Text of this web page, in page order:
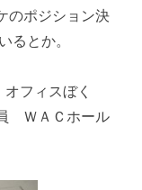
のポジション決
るとか。
フィスぼく
ＷＡＣホール